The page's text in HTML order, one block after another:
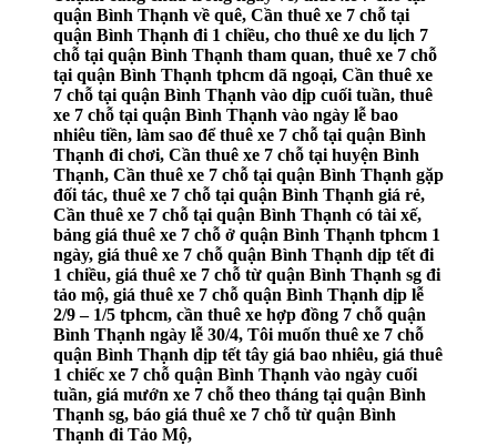
quận Bình Thạnh về quê, Cần thuê xe 7 chỗ tại
quận Bình Thạnh đi 1 chiều, cho thuê xe du lịch 7
chỗ tại quận Bình Thạnh tham quan, thuê xe 7 chỗ
tại quận Bình Thạnh tphcm dã ngoại, Cần thuê xe
7 chỗ tại quận Bình Thạnh vào dịp cuối tuần, thuê
xe 7 chỗ tại quận Bình Thạnh vào ngày lễ bao
nhiêu tiền, làm sao để thuê xe 7 chỗ tại quận Bình
Thạnh đi chơi, Cần thuê xe 7 chỗ tại huyện Bình
Thạnh, Cần thuê xe 7 chỗ tại quận Bình Thạnh gặp
đối tác, thuê xe 7 chỗ tại quận Bình Thạnh giá rẻ,
Cần thuê xe 7 chỗ tại quận Bình Thạnh có tài xế,
bảng giá thuê xe 7 chỗ ở quận Bình Thạnh tphcm 1
ngày, giá thuê xe 7 chỗ quận Bình Thạnh dịp tết đi
1 chiều, giá thuê xe 7 chỗ từ quận Bình Thạnh sg đi
tảo mộ, giá thuê xe 7 chỗ quận Bình Thạnh dịp lễ
2/9 – 1/5 tphcm, cần thuê xe hợp đồng 7 chỗ quận
Bình Thạnh ngày lễ 30/4, Tôi muốn thuê xe 7 chỗ
quận Bình Thạnh dịp tết tây giá bao nhiêu, giá thuê
1 chiếc xe 7 chỗ quận Bình Thạnh vào ngày cuối
tuần, giá mướn xe 7 chỗ theo tháng tại quận Bình
Thạnh sg, báo giá thuê xe 7 chỗ từ quận Bình
Thạnh đi Tảo Mộ,